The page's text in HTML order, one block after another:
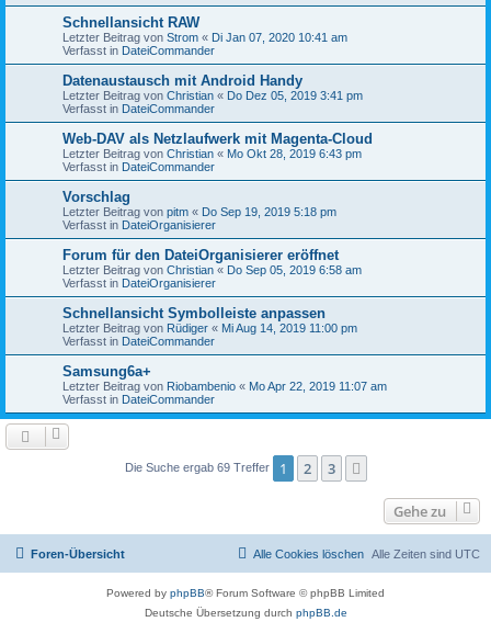
Schnellansicht RAW
Letzter Beitrag von Strom « Di Jan 07, 2020 10:41 am
Verfasst in DateiCommander
Datenaustausch mit Android Handy
Letzter Beitrag von Christian « Do Dez 05, 2019 3:41 pm
Verfasst in DateiCommander
Web-DAV als Netzlaufwerk mit Magenta-Cloud
Letzter Beitrag von Christian « Mo Okt 28, 2019 6:43 pm
Verfasst in DateiCommander
Vorschlag
Letzter Beitrag von pitm « Do Sep 19, 2019 5:18 pm
Verfasst in DateiOrganisierer
Forum für den DateiOrganisierer eröffnet
Letzter Beitrag von Christian « Do Sep 05, 2019 6:58 am
Verfasst in DateiOrganisierer
Schnellansicht Symbolleiste anpassen
Letzter Beitrag von Rüdiger « Mi Aug 14, 2019 11:00 pm
Verfasst in DateiCommander
Samsung6a+
Letzter Beitrag von Riobambenio « Mo Apr 22, 2019 11:07 am
Verfasst in DateiCommander
Die Suche ergab 69 Treffer 1 2 3
Gehe zu
Foren-Übersicht Alle Zeiten sind UTC
Alle Cookies löschen
Powered by phpBB® Forum Software © phpBB Limited
Deutsche Übersetzung durch phpBB.de